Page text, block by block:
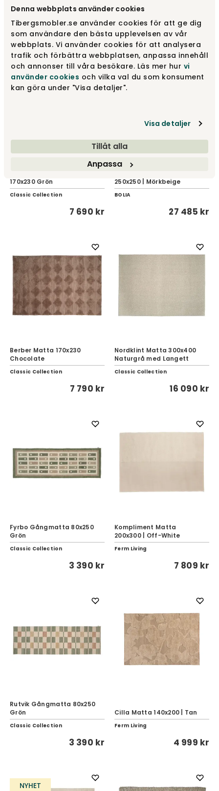
Denna webbplats använder cookies
Tibergsmobler.se använder cookies för att ge dig
som användare den bästa upplevelsen av vår
webbplats. Vi använder cookies för att analysera
trafik och förbättra webbplatsen, anpassa innehåll
och annonser till våra besökare. Läs mer hur vi
använder cookies och vilka val du som konsument
kan göra under "Visa detaljer".
Visa detaljer
Tillåt alla
Anpassa
Matta Palma 170x230 Grön
7 690 kr
Grönbeige
10 990 kr
170x230 Grön
Classic Collection
7 690 kr
250x250 | Mörkbeige
BOLIA
27 485 kr
Berber Matta 170x230
Chocolate
Classic Collection
7 790 kr
Nordklint Matta 300x400
Naturgrå med Langett
Classic Collection
16 090 kr
Fyrbo Gångmatta 80x250
Grön
Classic Collection
3 390 kr
Kompliment Matta
200x300 | Off-White
Ferm Living
7 809 kr
Rutvik Gångmatta 80x250
Grön
Classic Collection
3 390 kr
Cilla Matta 140x200 | Tan
Ferm Living
4 999 kr
NYHET